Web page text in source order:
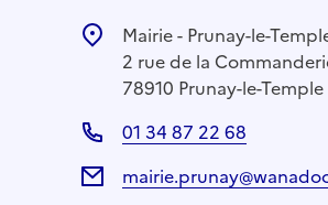
Mairie - Prunay-le-
2 rue de la
78910 Prunay-le-Temple
01 34 87 22 68